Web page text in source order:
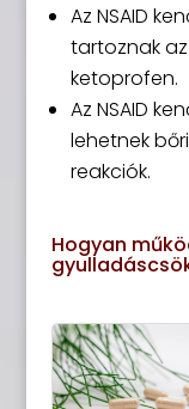
Az NSAID
tartoznak
ketoprofen.
Az NSAID
lehetnek
reakciók.
Hogyan